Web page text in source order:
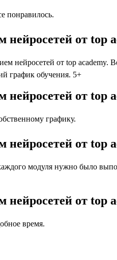
понравилось.
от top
нейросетей от top
график обучения. 5+
от top
графику.
от top
модуля нужно было
от top
время.